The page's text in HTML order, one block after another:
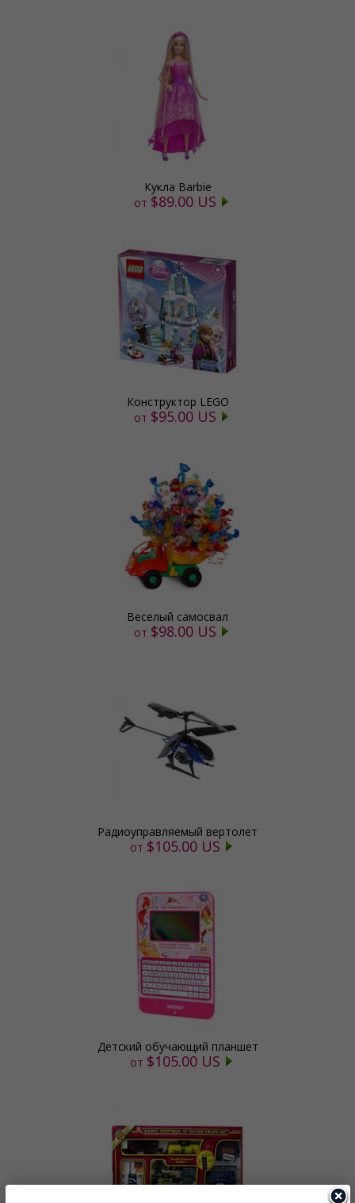
Кукла Barbie
от $89.00 US
Конструктор LEGO
от $95.00 US
Веселый самосвал
от $98.00 US
Радиоуправляемый вертолет
от $105.00 US
Детский обучающий планшет
от $105.00 US